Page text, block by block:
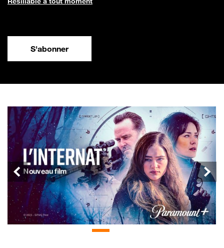
S'abonner
Précédent